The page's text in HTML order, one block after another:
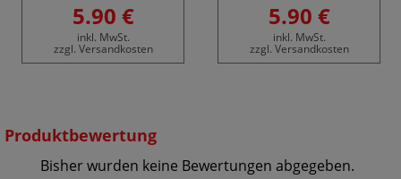
5.90 €
inkl. MwSt.
zzgl. Versandkosten
5.90 €
inkl. MwSt.
zzgl. Versandkosten
Produktbewertung
Bisher wurden keine Bewertungen abgegeben.